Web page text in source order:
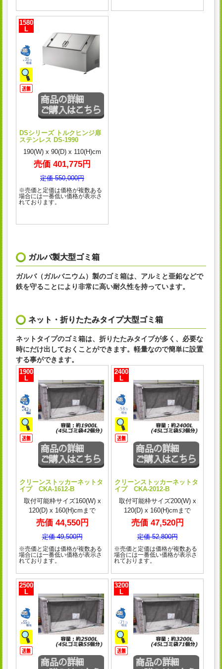
1580
L
DSシリーズ トルクヒンジ扉
ステンレス DS-1990
190(W) x 90(D) x 110(H)cm
売価 401,775円
定価 550,000円
※売価と定価は価格が複数ある
場合には一番低い価格が表示さ
れております。
ガルバ製大型ゴミ箱
ガルバ（ガルバニウム）製のゴミ箱は、アルミと亜鉛などで
鉄を守ることにより非常に高い耐久性を持っています。
ネット・折りたたみタイプ大型ゴミ箱
ネットタイプのゴミ箱は、折りたたみタイプが多く、必要な
時にだけ出しておくことができます。軽量なので簡単に設置
する事ができます。
1900
L
クリーンストッカーネットタ
イプ CKA-1612-B
取付可能枠サイズ160(W) x
120(D) x 160(H)cmまで
売価 44,550円
定価 49,500円
※売価と定価は価格が複数ある
場合には一番低い価格が表示さ
れております。
2400
L
クリーンストッカーネットタ
イプ CKA-2012-B
取付可能枠サイズ200(W) x
120(D) x 160(H)cmまで
売価 47,520円
定価 52,800円
※売価と定価は価格が複数ある
場合には一番低い価格が表示さ
れております。
2500
L
3200
L